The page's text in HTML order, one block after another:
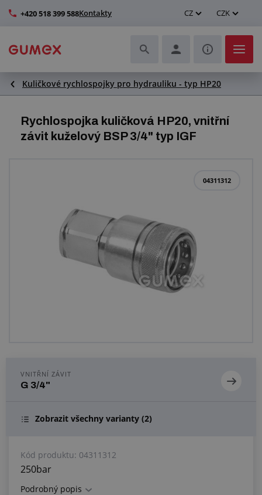
+420 518 399 588Kontakty CZ CZK
Hadice a jejich kompletace
Profily a výroba těsnění
Zlepšení pracovního prostředí
Další pryžové a plastové výrobky
Kuličkové rychlospojky pro hydrauliku - typ HP20
Rychlospojka kuličková HP20, vnitřní
závit kuželový BSP 3/4" typ IGF
04311312
VNITŘNÍ ZÁVIT
G 3/4"
Zobrazit všechny varianty (2)
Kód produktu: 04311312
250bar
Podrobný popis